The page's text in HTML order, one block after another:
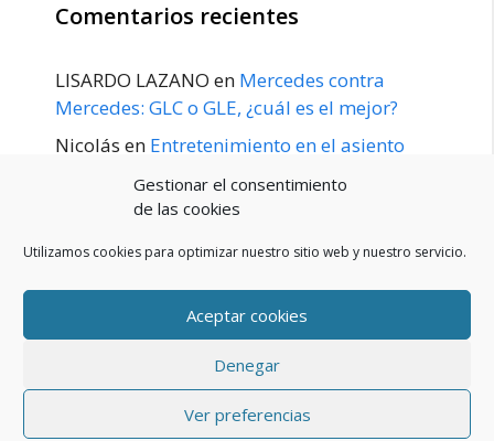
Gestionar el consentimiento
de las cookies
Utilizamos cookies para optimizar nuestro sitio web y nuestro servicio.
Aceptar cookies
Denegar
Ver preferencias
Comentarios recientes
LISARDO LAZANO en Mercedes contra
Mercedes: GLC o GLE, ¿cuál es el mejor?
Nicolás en Entretenimiento en el asiento
principios de 2020
POLÍTICA DE PRIVACIDAD
Política de cookies (UE)
© 2026 Blog De Mercedes-Benz En Español
GeneratePress